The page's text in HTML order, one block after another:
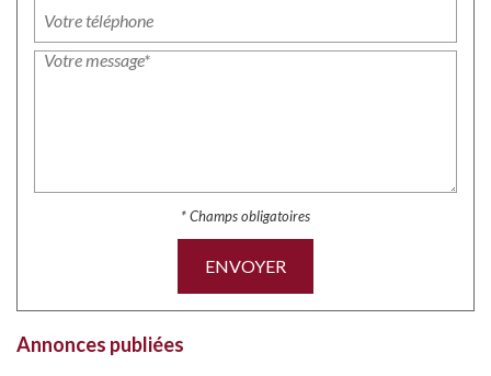
* Champs obligatoires
ENVOYER
Annonces publiées